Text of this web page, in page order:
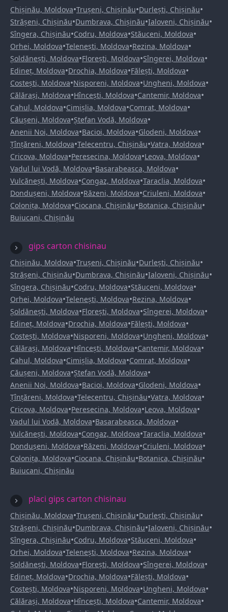
Chișinău, Moldova•Trușeni, Chișinău•Durlești, Chișinău•
Strășeni, Chișinău•Dumbrava, Chișinău•Ialoveni, Chișinău•
Sîngera, Chișinău•Codru, Moldova•Stăuceni, Moldova•
Orhei, Moldova•Telenești, Moldova•Rezina, Moldova•
Șoldănești, Moldova•Florești, Moldova•Sîngerei, Moldova•
Edineț, Moldova•Drochia, Moldova•Fălești, Moldova•
Costești, Moldova•Nisporeni, Moldova•Ungheni, Moldova•
Călărași, Moldova•Hîncești, Moldova•Cantemir, Moldova•
Cahul, Moldova•Cimișlia, Moldova•Comrat, Moldova•
Căușeni, Moldova•Ștefan Vodă, Moldova•
Anenii Noi, Moldova•Bacioi, Moldova•Glodeni, Moldova•
Țînțăreni, Moldova•Telecentru, Chișinău•Vatra, Moldova•
Cricova, Moldova•Peresecina, Moldova•Leova, Moldova•
Vadul lui Vodă, Moldova•Basarabeasca, Moldova•
Vulcănești, Moldova•Congaz, Moldova•Taraclia, Moldova•
Dondușeni, Moldova•Răzeni, Moldova•Criuleni, Moldova•
Colonița, Moldova•Ciocana, Chișinău•Botanica, Chișinău•
Buiucani, Chișinău
gips carton chisinau
Chișinău, Moldova•Trușeni, Chișinău•Durlești, Chișinău•
Strășeni, Chișinău•Dumbrava, Chișinău•Ialoveni, Chișinău•
Sîngera, Chișinău•Codru, Moldova•Stăuceni, Moldova•
Orhei, Moldova•Telenești, Moldova•Rezina, Moldova•
Șoldănești, Moldova•Florești, Moldova•Sîngerei, Moldova•
Edineț, Moldova•Drochia, Moldova•Fălești, Moldova•
Costești, Moldova•Nisporeni, Moldova•Ungheni, Moldova•
Călărași, Moldova•Hîncești, Moldova•Cantemir, Moldova•
Cahul, Moldova•Cimișlia, Moldova•Comrat, Moldova•
Căușeni, Moldova•Ștefan Vodă, Moldova•
Anenii Noi, Moldova•Bacioi, Moldova•Glodeni, Moldova•
Țînțăreni, Moldova•Telecentru, Chișinău•Vatra, Moldova•
Cricova, Moldova•Peresecina, Moldova•Leova, Moldova•
Vadul lui Vodă, Moldova•Basarabeasca, Moldova•
Vulcănești, Moldova•Congaz, Moldova•Taraclia, Moldova•
Dondușeni, Moldova•Răzeni, Moldova•Criuleni, Moldova•
Colonița, Moldova•Ciocana, Chișinău•Botanica, Chișinău•
Buiucani, Chișinău
placi gips carton chisinau
Chișinău, Moldova•Trușeni, Chișinău•Durlești, Chișinău•
Strășeni, Chișinău•Dumbrava, Chișinău•Ialoveni, Chișinău•
Sîngera, Chișinău•Codru, Moldova•Stăuceni, Moldova•
Orhei, Moldova•Telenești, Moldova•Rezina, Moldova•
Șoldănești, Moldova•Florești, Moldova•Sîngerei, Moldova•
Edineț, Moldova•Drochia, Moldova•Fălești, Moldova•
Costești, Moldova•Nisporeni, Moldova•Ungheni, Moldova•
Călărași, Moldova•Hîncești, Moldova•Cantemir, Moldova•